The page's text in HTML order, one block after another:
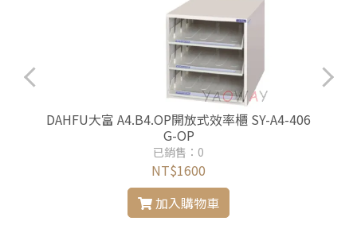
DAHFU大富 A4.B4.OP開放式效率櫃 SY-A4-406
G-OP
已銷售：0
NT$1600
加入購物車